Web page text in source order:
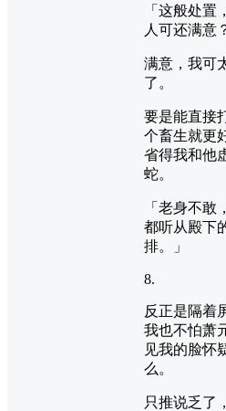
「这般处置
人可还满意
满意，我可
了。
要是能直接
个畜生就更
省得我和他
蛇。
「老身不敢
都听从殿下
排。」
8.
反正是隔着
我也不怕萧
见我的脸怀
么。
只推说乏了